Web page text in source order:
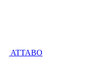
ATTABO